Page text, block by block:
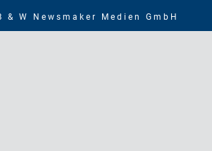
W Newsmaker Medien GmbH